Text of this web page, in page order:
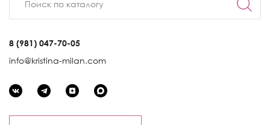
8 (981) 047-70-05
info@kristina-milan.com